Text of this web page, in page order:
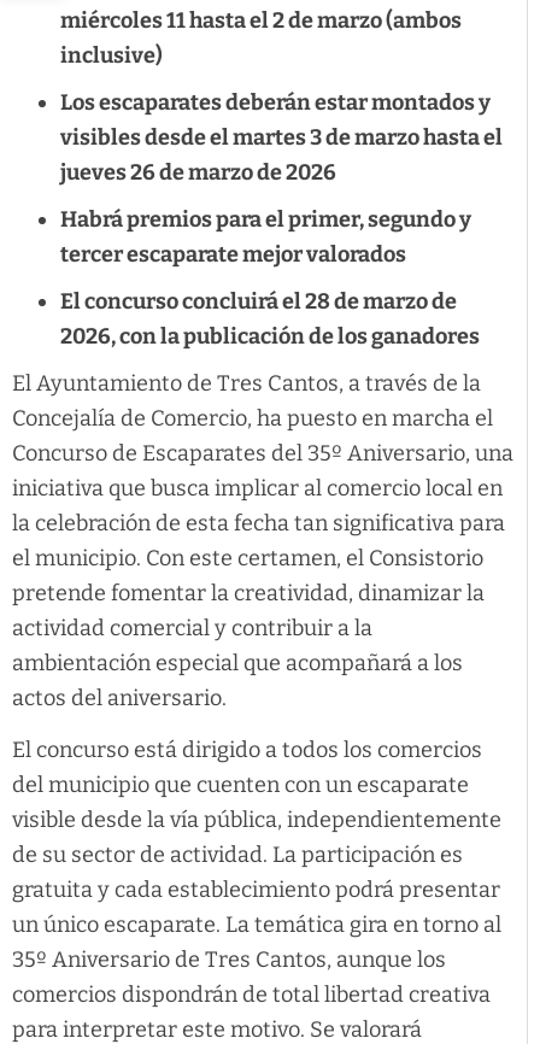
miércoles 11 hasta el 2 de marzo (ambos
inclusive)
Los escaparates deberán estar montados y
visibles desde el martes 3 de marzo hasta el
jueves 26 de marzo de 2026
Habrá premios para el primer, segundo y
tercer escaparate mejor valorados
El concurso concluirá el 28 de marzo de
2026, con la publicación de los ganadores
El Ayuntamiento de Tres Cantos, a través de la
Concejalía de Comercio, ha puesto en marcha el
Concurso de Escaparates del 35º Aniversario, una
iniciativa que busca implicar al comercio local en
la celebración de esta fecha tan significativa para
el municipio. Con este certamen, el Consistorio
pretende fomentar la creatividad, dinamizar la
actividad comercial y contribuir a la
ambientación especial que acompañará a los
actos del aniversario.
El concurso está dirigido a todos los comercios
del municipio que cuenten con un escaparate
visible desde la vía pública, independientemente
de su sector de actividad. La participación es
gratuita y cada establecimiento podrá presentar
un único escaparate. La temática gira en torno al
35º Aniversario de Tres Cantos, aunque los
comercios dispondrán de total libertad creativa
para interpretar este motivo. Se valorará